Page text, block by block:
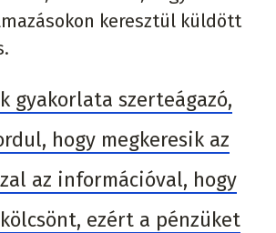
keresztül küldött
gyakorlata szerteágazó,
hogy megkeresik az
az információval, hogy
ezért a pénzüket